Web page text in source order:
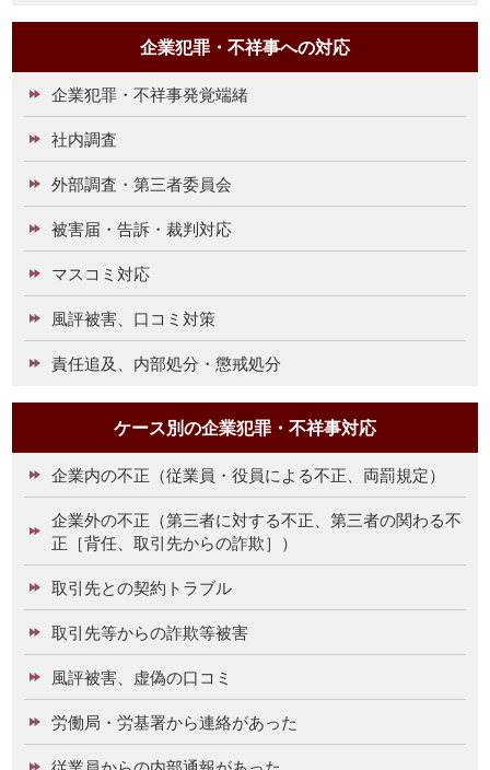
企業犯罪・不祥事への対応
企業犯罪・不祥事発覚端緒
社内調査
外部調査・第三者委員会
被害届・告訴・裁判対応
マスコミ対応
風評被害、口コミ対策
責任追及、内部処分・懲戒処分
ケース別の企業犯罪・不祥事対応
企業内の不正（従業員・役員による不正、両罰規定）
企業外の不正（第三者に対する不正、第三者の関わる不
正［背任、取引先からの詐欺］）
取引先との契約トラブル
取引先等からの詐欺等被害
風評被害、虚偽の口コミ
労働局・労基署から連絡があった